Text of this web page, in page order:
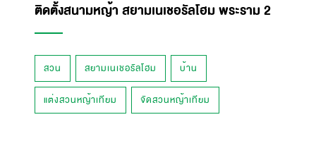
ติดตั้งสนามหญ้า สยามเนเชอรัลโฮม พระราม 2
สวน สยามเนเชอรัลโฮม บ้าน
แต่งสวนหญ้าเทียม จัดสวนหญ้าเทียม